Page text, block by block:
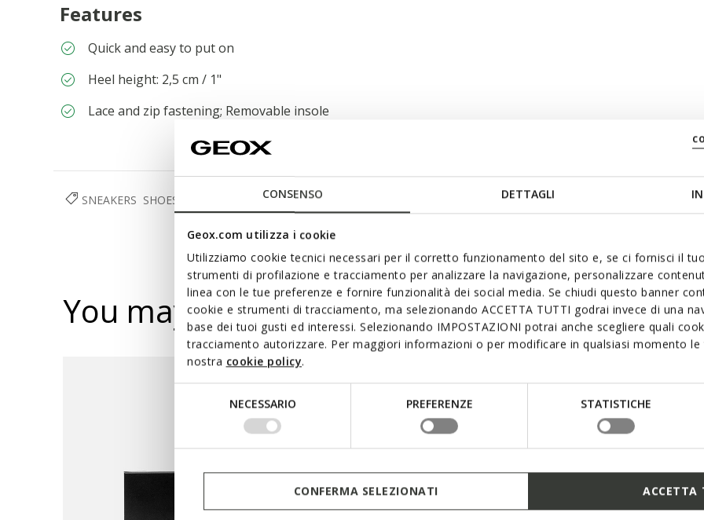
CONSENSO DETTAGLI
Geox.com utilizza i cookie
Utilizziamo cookie tecnici necessari per il corretto funzionamento del sito e, se ci fornisci il
strumenti di profilazione e tracciamento per analizzare la navigazione, personalizzare
linea con le tue preferenze e fornire funzionalità dei social media. Se chiudi questo banner
cookie e strumenti di tracciamento, ma selezionando ACCETTA TUTTI godrai invece di una
base dei tuoi gusti ed interessi. Selezionando IMPOSTAZIONI potrai anche scegliere quali
tracciamento autorizzare. Per maggiori informazioni o per modificare in qualsiasi momento
nostra cookie policy.
NECESSARIO PREFERENZE STATISTICHE
CONFERMA SELEZIONATI ACCETTA
Features
Quick and easy to put on
Heel height: 2,5 cm / 1"
Lace and zip fastening; Removable insole
SNEAKERS SHOES
You may also like